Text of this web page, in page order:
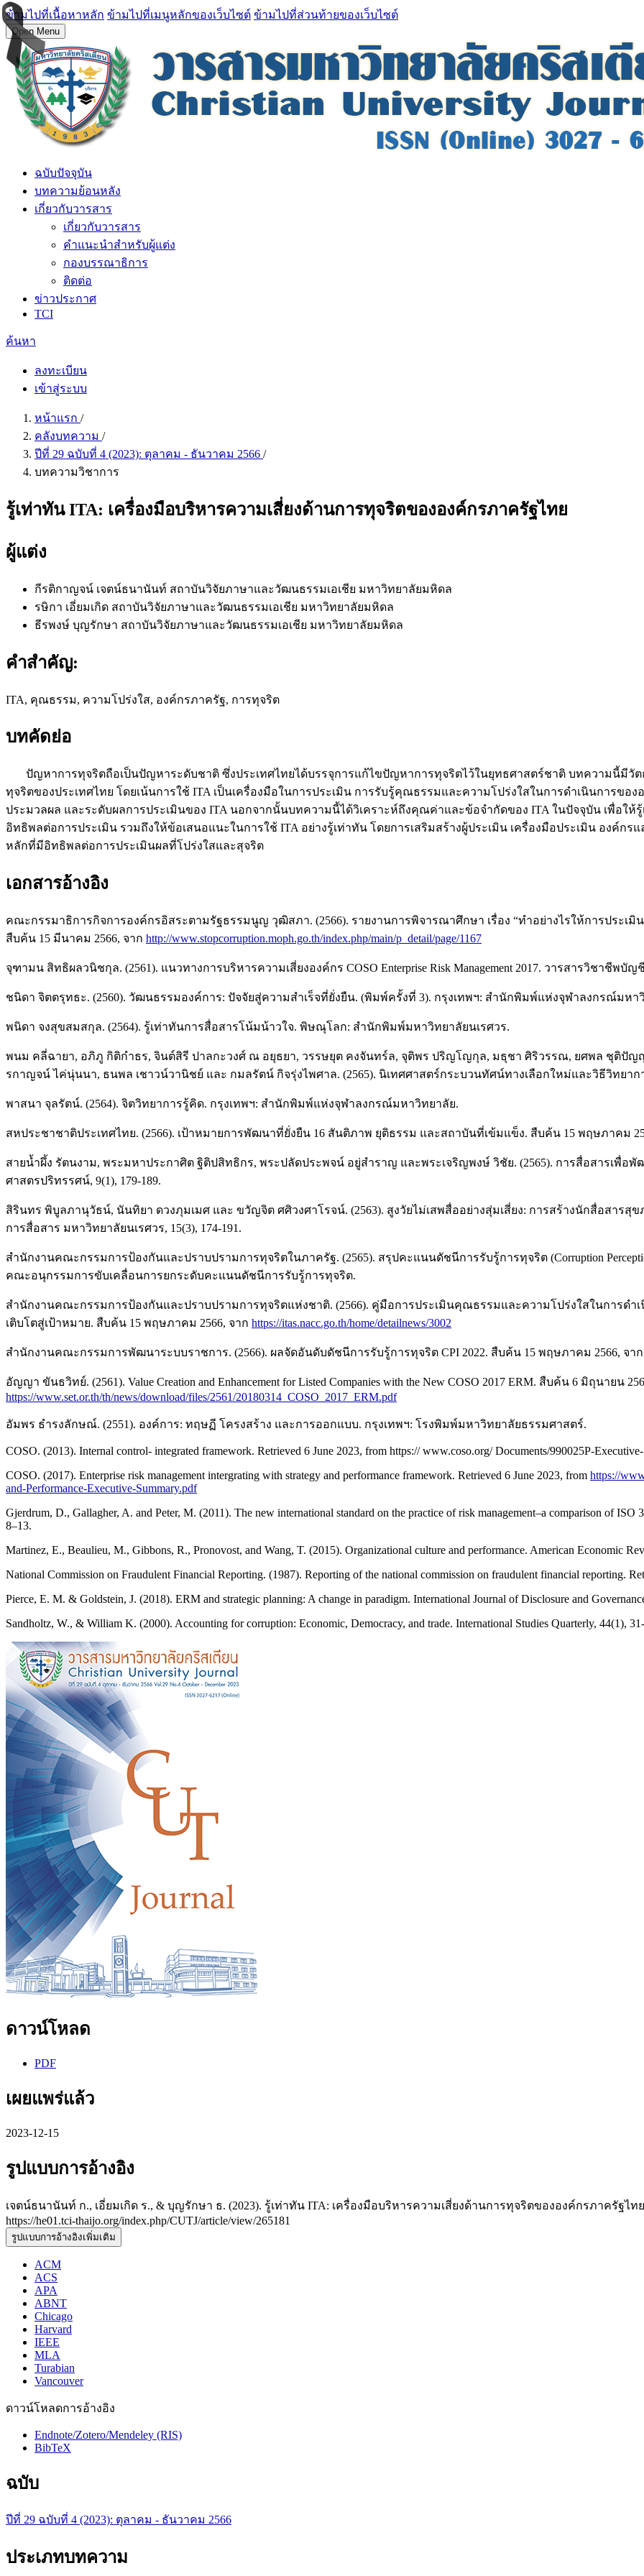
ข้ามไปที่เนื้อหาหลัก ข้ามไปที่เมนูหลักของเว็บไซต์ ข้ามไปที่ส่วนท้ายของเว็บไซต์
Open Menu
ฉบับปัจจุบัน
บทความย้อนหลัง
เกี่ยวกับวารสาร
เกี่ยวกับวารสาร
คำแนะนำสำหรับผู้แต่ง
กองบรรณาธิการ
ติดต่อ
ข่าวประกาศ
TCI
ค้นหา
ลงทะเบียน
เข้าสู่ระบบ
หน้าแรก /
คลังบทความ /
ปีที่ 29 ฉบับที่ 4 (2023): ตุลาคม - ธันวาคม 2566 /
บทความวิชาการ
รู้เท่าทัน ITA: เครื่องมือบริหารความเสี่ยงด้านการทุจริตขององค์กรภาครัฐไทย
ผู้แต่ง
กีรติกาญจน์ เจตน์ธนานันท์ สถาบันวิจัยภาษาและวัฒนธรรมเอเชีย มหาวิทยาลัยมหิดล
รษิกา เอี่ยมเกิด สถาบันวิจัยภาษาและวัฒนธรรมเอเชีย มหาวิทยาลัยมหิดล
ธีรพงษ์ บุญรักษา สถาบันวิจัยภาษาและวัฒนธรรมเอเชีย มหาวิทยาลัยมหิดล
คำสำคัญ:
ITA, คุณธรรม, ความโปร่งใส, องค์กรภาครัฐ, การทุจริต
บทคัดย่อ
ปัญหาการทุจริตถือเป็นปัญหาระดับชาติ ซึ่งประเทศไทยได้บรรจุการแก้ไขปัญหาการทุจริตไว้ในยุทธศาสตร์ชาติ บทความนี้มีวัต
ทุจริตของประเทศไทย โดยเน้นการใช้ ITA เป็นเครื่องมือในการประเมิน การรับรู้คุณธรรมและความโปร่งใสในการดำเนินการขอ
ประมวลผล และระดับผลการประเมินของ ITA นอกจากนั้นบทความนี้ได้วิเคราะห์ถึงคุณค่าและข้อจำกัดของ ITA ในปัจจุบัน เพื่อใ
อิทธิพลต่อการประเมิน รวมถึงให้ข้อเสนอแนะในการใช้ ITA อย่างรู้เท่าทัน โดยการเสริมสร้างผู้ประเมิน เครื่องมือประเมิน องค์ก
หลักที่มีอิทธิพลต่อการประเมินผลที่โปร่งใสและสุจริต
เอกสารอ้างอิง
คณะกรรมาธิการกิจการองค์กรอิสระตามรัฐธรรมนูญ วุฒิสภา. (2566). รายงานการพิจารณาศึกษา เรื่อง “ทำอย่างไรให้การประเ
สืบค้น 15 มีนาคม 2566, จาก http://www.stopcorruption.moph.go.th/index.php/main/p_detail/page/1167
จุฑามน สิทธิผลวนิชกุล. (2561). แนวทางการบริหารความเสี่ยงองค์กร COSO Enterprise Risk Management 2017. วารสารวิชาชีพบัญชี,
ชนิดา จิตตรุทธะ. (2560). วัฒนธรรมองค์การ: ปัจจัยสู่ความสำเร็จที่ยั่งยืน. (พิมพ์ครั้งที่ 3). กรุงเทพฯ: สำนักพิมพ์แห่งจุฬาลงกรณ์มหา
พนิดา จงสุขสมสกุล. (2564). รู้เท่าทันการสื่อสารโน้มน้าวใจ. พิษณุโลก: สำนักพิมพ์มหาวิทยาลัยนเรศวร.
พนม คลี่ฉายา, อภิภู กิติกำธร, จินต์สิรี ปาลกะวงศ์ ณ อยุธยา, วรรษยุต คงจันทร์ล, จุติพร ปริญโญกุล, มธุชา ศิริวรรณ, ยศพล ชุติปั
รกาญจน์ ไค่นุ่นนา, ธนพล เชาวน์วานิชย์ และ กมลรัตน์ กิจรุ่งไพศาล. (2565). นิเทศศาสตร์กระบวนทัศน์ทางเลือกใหม่และวิธีวิทย
พาสนา จุลรัตน์. (2564). จิตวิทยาการรู้คิด. กรุงเทพฯ: สำนักพิมพ์แห่งจุฬาลงกรณ์มหาวิทยาลัย.
สหประชาชาติประเทศไทย. (2566). เป้าหมายการพัฒนาที่ยั่งยืน 16 สันติภาพ ยุติธรรม และสถาบันที่เข้มแข็ง. สืบค้น 15 พฤษภาคม
สายน้ำผึ้ง รัตนงาม, พระมหาประกาศิต ฐิติปสิทธิกร, พระปลัดประพจน์ อยู่สำราญ และพระเจริญพงษ์ วิชัย. (2565). การสื่อสารเ
ศาสตรปริทรรศน์, 9(1), 179-189.
สิรินทร พิบูลภานุวัธน์, นันทิยา ดวงภุมเมศ และ ขวัญจิต ศศิวงศาโรจน์. (2563). สูงวัยไม่เสพสื่ออย่างสุ่มเสี่ยง: การสร้างนักสื่อสารสุ
การสื่อสาร มหาวิทยาลัยนเรศวร, 15(3), 174-191.
สำนักงานคณะกรรมการป้องกันและปราบปรามการทุจริตในภาครัฐ. (2565). สรุปคะแนนดัชนีการรับรู้การทุจริต (Corruption
คณะอนุกรรมการขับเคลื่อนการยกระดับคะแนนดัชนีการรับรู้การทุจริต.
สำนักงานคณะกรรมการป้องกันและปราบปรามการทุจริตแห่งชาติ. (2566). คู่มือการประเมินคุณธรรมและความโปร่งใสในการดำ
เติบโตสู่เป้าหมาย. สืบค้น 15 พฤษภาคม 2566, จาก https://itas.nacc.go.th/home/detailnews/3002
สำนักงานคณะกรรมการพัฒนาระบบราชการ. (2566). ผลจัดอันดับดัชนีการรับรู้การทุจริต CPI 2022. สืบค้น 15 พฤษภาคม 2566, จา
อัญญา ขันธวิทย์. (2561). Value Creation and Enhancement for Listed Companies with the New COSO 2017 ERM. สืบค้น 6 มิถุนายน
https://www.set.or.th/th/news/download/files/2561/20180314_COSO_2017_ERM.pdf
อัมพร ธำรงลักษณ์. (2551). องค์การ: ทฤษฏี โครงสร้าง และการออกแบบ. กรุงเทพฯ: โรงพิมพ์มหาวิทยาลัยธรรมศาสตร์.
COSO. (2013). Internal control- integrated framework. Retrieved 6 June 2023, from https:// www.coso.org/ Documents/990025P-
COSO. (2017). Enterprise risk management intergrating with strategy and performance framework. Retrieved 6 June 2023, from https://
and-Performance-Executive-Summary.pdf
Gjerdrum, D., Gallagher, A. and Peter, M. (2011). The new international standard on the practice of risk management–a comparison of
8–13.
Martinez, E., Beaulieu, M., Gibbons, R., Pronovost, and Wang, T. (2015). Organizational culture and performance. American Economic
National Commission on Fraudulent Financial Reporting. (1987). Reporting of the national commission on fraudulent financial reporting.
Pierce, E. M. & Goldstein, J. (2018). ERM and strategic planning: A change in paradigm. International Journal of Disclosure and
Sandholtz, W., & William K. (2000). Accounting for corruption: Economic, Democracy, and trade. International Studies Quarterly, 44(1),
ดาวน์โหลด
PDF
เผยแพร่แล้ว
2023-12-15
รูปแบบการอ้างอิง
เจตน์ธนานันท์ ก., เอี่ยมเกิด ร., & บุญรักษา ธ. (2023). รู้เท่าทัน ITA: เครื่องมือบริหารความเสี่ยงด้านการทุจริตขององค์กรภาครัฐไท
https://he01.tci-thaijo.org/index.php/CUTJ/article/view/265181
รูปแบบการอ้างอิงเพิ่มเติม
ACM
ACS
APA
ABNT
Chicago
Harvard
IEEE
MLA
Turabian
Vancouver
ดาวน์โหลดการอ้างอิง
Endnote/Zotero/Mendeley (RIS)
BibTeX
ฉบับ
ปีที่ 29 ฉบับที่ 4 (2023): ตุลาคม - ธันวาคม 2566
ประเภทบทความ